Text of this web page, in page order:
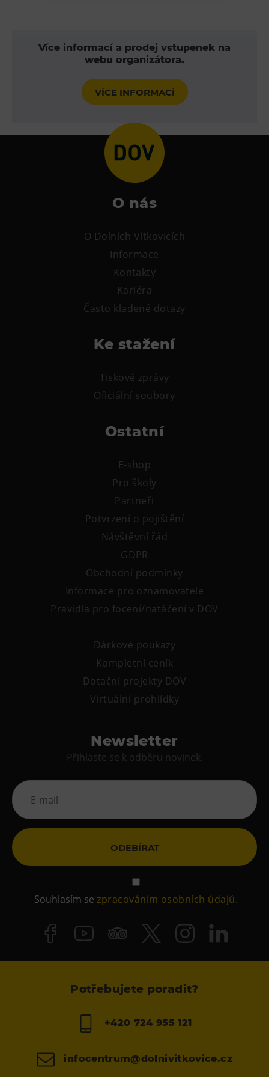
Lezecká stěna
Kavárna Velký Svět techniky
Restaurace VP ART
CØKAFE Dolní Vítkovice
Narozeninové oslavy
Tematické dárkové poukazy
DOVýuky
Kroužky pro děti
Více informací a prodej vstupenek na
webu organizátora.
VÍCE INFORMACÍ
O nás
O Dolních Vítkovicích
Informace
Kontakty
Kariéra
Často kladené dotazy
Ke stažení
Tiskové zprávy
Oficiální soubory
Ostatní
E-shop
Pro školy
Partneři
Potvrzení o pojištění
Návštěvní řád
GDPR
Obchodní podmínky
Informace pro oznamovatele
Pravidla pro focení/natáčení v DOV
Dárkové poukazy
Kompletní ceník
Dotační projekty DOV
Virtuální prohlídky
Newsletter
Přihlaste se k odběru novinek.
ODEBÍRAT
Souhlasím sezpracováním osobních údajů.
Potřebujete poradit?
+420 724 955 121
infocentrum@dolnivitkovice.cz